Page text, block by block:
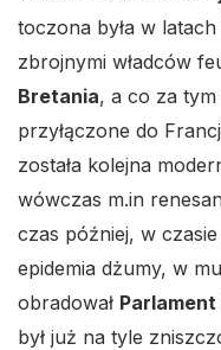
toczona była w
zbrojnymi władców
Bretania, a co za tym
przyłączone do
została kolejna
wówczas m.in
czas później, w
epidemia dżumy, w
obradował
był już na tyle